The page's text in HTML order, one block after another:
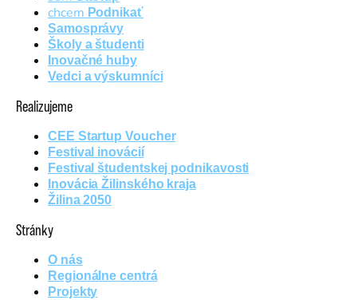
chcem Podnikať
Samosprávy
Školy a študenti
Inovačné huby
Vedci a výskumníci
Realizujeme
CEE Startup Voucher
Festival inovácií
Festival študentskej podnikavosti
Inovácia Žilinského kraja
Žilina 2050
Stránky
O nás
Regionálne centrá
Projekty